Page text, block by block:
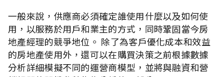
一般來說，供應商必須確定誰使用什麼以及如何使
用，以服務於用戶和業主的方式，同時鞏固當今房
地產經理的競爭地位。 除了為客戶優化成本和效益
的房地產使用外，還可以在購買決策之前根據數據
分析詳細模擬不同的運營商模型，並將與融資和營